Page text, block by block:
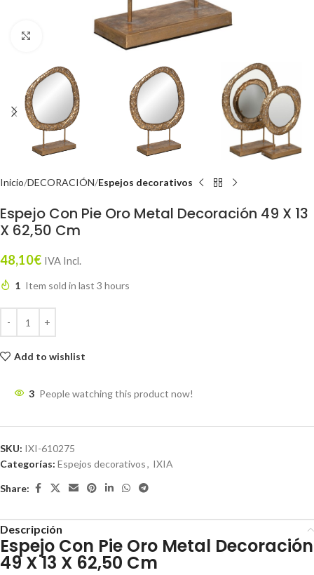
Click to enlarge
Inicio DECORACIÓN Espejos decorativos
Espejo Con Pie Oro Metal Decoración 49 X 13
X 62,50 Cm
48,10€ IVA Incl.
1 Item sold in last 3 hours
Add to wishlist
3 People watching this product now!
SKU: IXI-610275
Categorías: Espejos decorativos, IXIA
Share:
Descripción
Espejo Con Pie Oro Metal Decoración
49 X 13 X 62,50 Cm